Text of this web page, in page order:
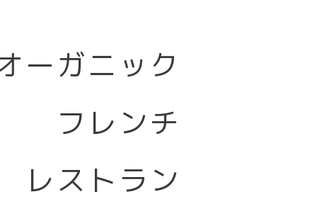
ーガニック
フレンチ
レストラン